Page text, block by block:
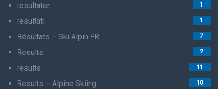
resultater 1
resultati 1
Résultats – Ski Alpin FR 7
Results 2
results 11
Results – Alpine Skiing 10